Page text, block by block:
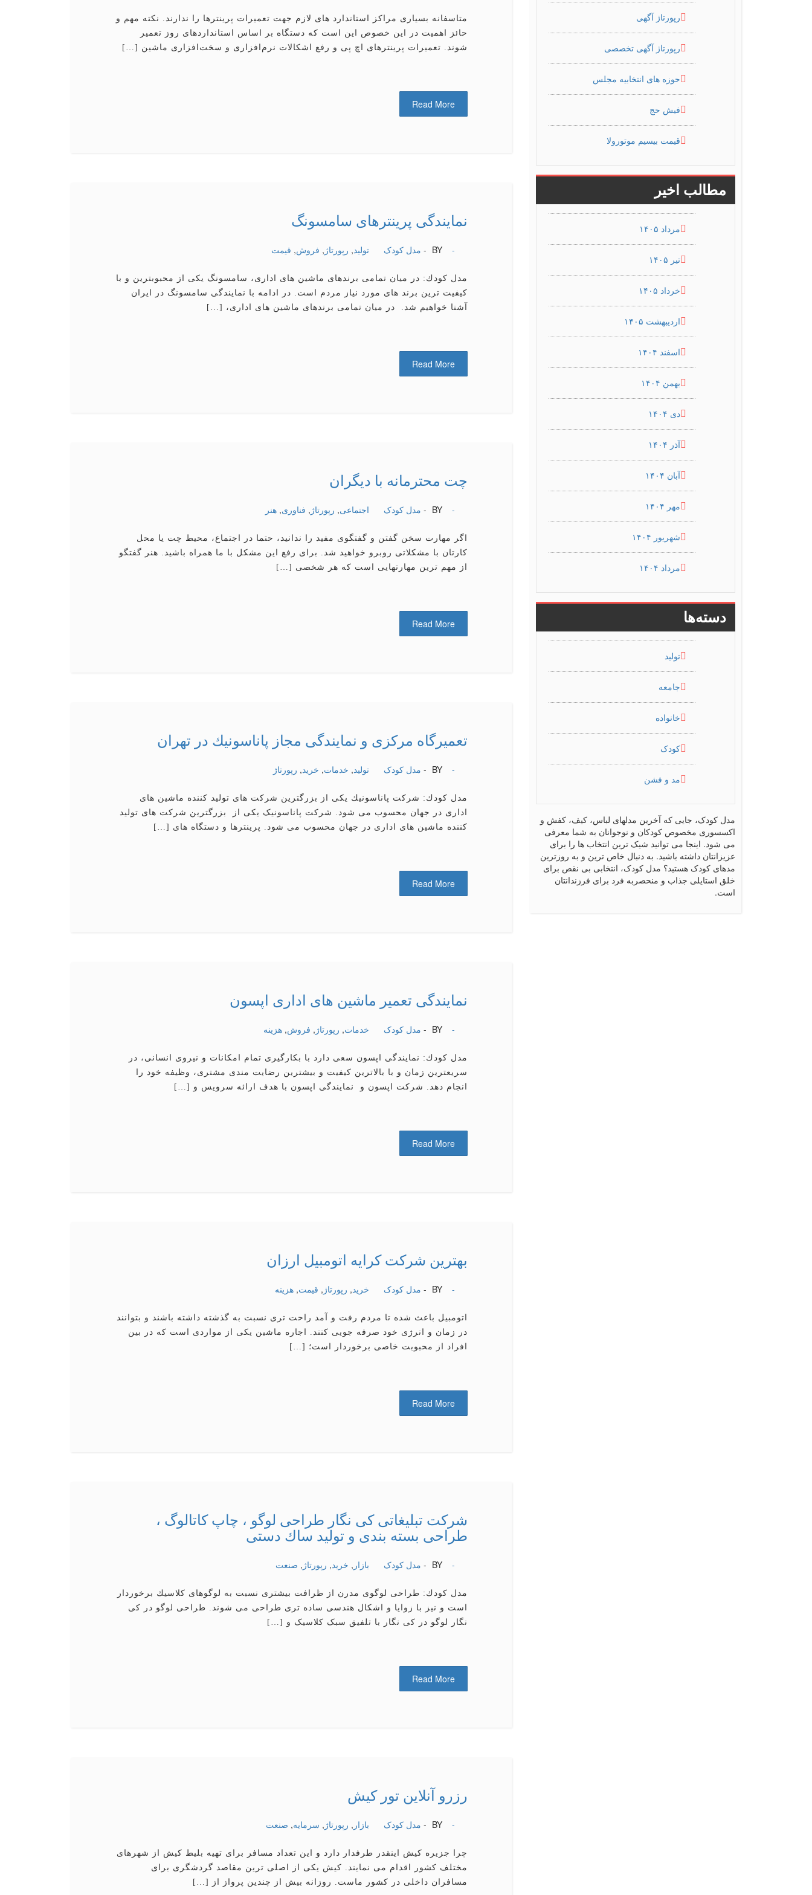
متاسفانه بسیاری مراكز استاندارد های لازم جهت تعمیرات پرینترها را ندارند. نكته مهم و
حائز اهمیت در این خصوص این است كه دستگاه بر اساس استانداردهای روز تعمیر
شوند. تعمیرات پرینترهای اچ پی و رفع اشکالات نرم‌افزاری و سخت‌افزاری ماشین […]
Read More
نمایندگی پرینترهای سامسونگ
BY - مدل کودک تولید, رپورتاژ , فروش, قیمت -
مدل كودك: در میان تمامی برندهای ماشین های اداری، سامسونگ یكی از محبوبترین و با
كیفیت ترین برند های مورد نیاز مردم است. در ادامه با نمایندگی سامسونگ در ایران
آشنا خواهیم شد. در میان تمامی برندهای ماشین های اداری، […]
Read More
چت محترمانه با دیگران
BY - مدل کودک اجتماعی, رپورتاژ , فناوری, هنر -
اگر مهارت سخن گفتن و گفتگوی مفید را ندانید، حتما در اجتماع، محیط چت یا محل
كارتان با مشكلاتی روبرو خواهید شد. برای رفع این مشكل با ما همراه باشید. هنر گفتگو
از مهم ترین مهارتهایی است که هر شخصی […]
Read More
تعمیرگاه مركزی و نمایندگی مجاز پاناسونیك در تهران
BY - مدل کودک تولید, خدمات, خرید, رپورتاژ -
مدل كودك: شركت پاناسونیك یكی از بزرگترین شركت های تولید كننده ماشین های
اداری در جهان محسوب می شود. شرکت پاناسونیک یکی از بزرگترین شرکت های تولید
کننده ماشین های اداری در جهان محسوب می شود. پرینترها و دستگاه های […]
Read More
نمایندگی تعمیر ماشین های اداری اپسون
BY - مدل کودک خدمات, رپورتاژ , فروش, هزینه -
مدل كودك: نمایندگی اپسون سعی دارد با بكارگیری تمام امكانات و نیروی انسانی، در
سریعترین زمان و با بالاترین كیفیت و بیشترین رضایت مندی مشتری، وظیفه خود را
انجام دهد. شرکت اپسون و نمایندگی اپسون با هدف ارائه سرویس و […]
Read More
بهترین شركت كرایه اتومبیل ارزان
BY - مدل کودک خرید, رپورتاژ , قیمت, هزینه -
اتومبیل باعث شده تا مردم رفت و آمد راحت تری نسبت به گذشته داشته باشند و بتوانند
در زمان و انرژی خود صرفه جویی كنند. اجاره ماشین یکی از مواردی است که در بین
افراد از محبوبت خاصی برخوردار است؛ […]
Read More
شركت تبلیغاتی كی نگار طراحی لوگو ، چاپ كاتالوگ ،
طراحی بسته بندی و تولید ساك دستی
BY - مدل کودک بازار , خرید, رپورتاژ , صنعت -
مدل كودك: طراحی لوگوی مدرن از ظرافت بیشتری نسبت به لوگوهای كلاسیك برخوردار
است و نیز با زوایا و اشكال هندسی ساده تری طراحی می شوند. طراحی لوگو در کی
نگار لوگو در کی نگار با تلفیق سبک کلاسیک و […]
Read More
رزرو آنلاین تور كیش
BY - مدل کودک بازار , رپورتاژ , سرمایه, صنعت -
چرا جزیره كیش اینقدر طرفدار دارد و این تعداد مسافر برای تهیه بلیط كیش از شهرهای
مختلف كشور اقدام می نمایند. کیش یکی از اصلی ترین مقاصد گردشگری برای
مسافران داخلی در کشور ماست. روزانه بیش از چندین پرواز از […]
رپورتاژ آگهی
رپورتاژ آگهی تخصصی
حوزه های انتخابیه مجلس
فیش حج
قیمت بیسیم موتورولا
مطالب اخیر
مرداد ۱۴۰۵
تیر ۱۴۰۵
خرداد ۱۴۰۵
اردیبهشت ۱۴۰۵
اسفند ۱۴۰۴
بهمن ۱۴۰۴
دی ۱۴۰۴
آذر ۱۴۰۴
آبان ۱۴۰۴
مهر ۱۴۰۴
شهریور ۱۴۰۴
مرداد ۱۴۰۴
دسته‌ها
تولید
جامعه
خانواده
کودک
مد و فشن
مدل کودک، جایی که آخرین مدلهای لباس، کیف، کفش و
اکسسوری مخصوص کودکان و نوجوانان به شما معرفی
می شود. اینجا می توانید شیک ترین انتخاب ها را برای
عزیزانتان داشته باشید. به دنبال خاص ترین و به روزترین
مدهای کودک هستید؟ مدل کودک، انتخابی بی نقص برای
خلق استایلی جذاب و منحصربه فرد برای فرزندانتان
است.